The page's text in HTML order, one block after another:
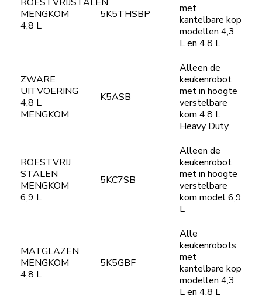
MENGKOM
4,8 L
5K5THSBP
met
kantelbare kop
modellen 4,3
L en 4,8 L
ZWARE
UITVOERING
4,8 L
MENGKOM
K5ASB
Alleen de
keukenrobot
met in hoogte
verstelbare
kom 4,8 L
Heavy Duty
ROESTVRIJ
STALEN
MENGKOM
6,9 L
5KC7SB
Alleen de
keukenrobot
met in hoogte
verstelbare
kom model 6,9
L
MATGLAZEN
MENGKOM
4,8 L
5K5GBF
Alle
keukenrobots
met
kantelbare kop
modellen 4,3
L en 4,8 L